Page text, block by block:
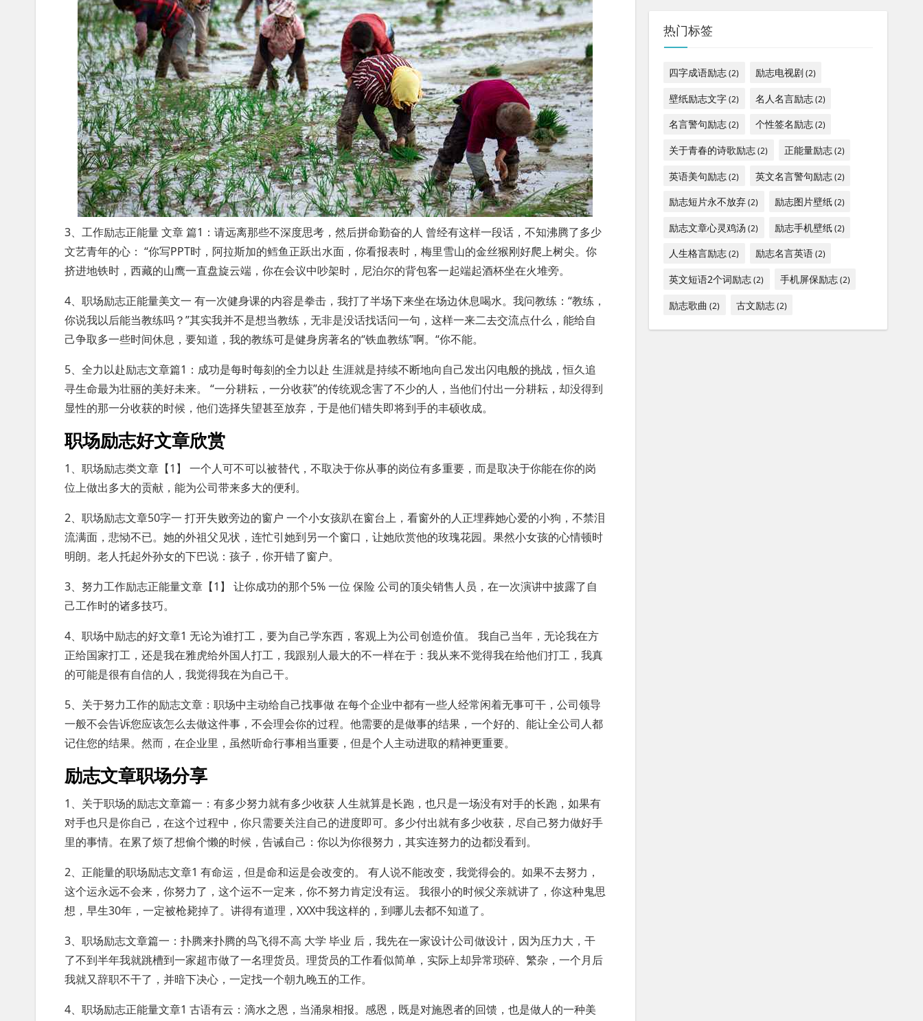
3、工作励志正能量 文章 篇1：请远离那些不深度思考，然后拼命勤奋的人 曾经有这样一段话，不知沸腾了多少
文艺青年的心： “你写PPT时，阿拉斯加的鳕鱼正跃出水面，你看报表时，梅里雪山的金丝猴刚好爬上树尖。你
挤进地铁时，西藏的山鹰一直盘旋云端，你在会议中吵架时，尼泊尔的背包客一起端起酒杯坐在火堆旁。
4、职场励志正能量美文一 有一次健身课的内容是拳击，我打了半场下来坐在场边休息喝水。我问教练：“教练，
你说我以后能当教练吗？”其实我并不是想当教练，无非是没话找话问一句，这样一来二去交流点什么，能给自
己争取多一些时间休息，要知道，我的教练可是健身房著名的“铁血教练”啊。“你不能。
5、全力以赴励志文章篇1：成功是每时每刻的全力以赴 生涯就是持续不断地向自己发出闪电般的挑战，恒久追
寻生命最为壮丽的美好未来。 “一分耕耘，一分收获”的传统观念害了不少的人，当他们付出一分耕耘，却没得到
显性的那一分收获的时候，他们选择失望甚至放弃，于是他们错失即将到手的丰硕收成。
职场励志好文章欣赏
1、职场励志类文章【1】 一个人可不可以被替代，不取决于你从事的岗位有多重要，而是取决于你能在你的岗
位上做出多大的贡献，能为公司带来多大的便利。
2、职场励志文章50字一 打开失败旁边的窗户 一个小女孩趴在窗台上，看窗外的人正埋葬她心爱的小狗，不禁泪
流满面，悲恸不已。她的外祖父见状，连忙引她到另一个窗口，让她欣赏他的玫瑰花园。果然小女孩的心情顿时
明朗。老人托起外孙女的下巴说：孩子，你开错了窗户。
3、努力工作励志正能量文章【1】 让你成功的那个5% 一位 保险 公司的顶尖销售人员，在一次演讲中披露了自
己工作时的诸多技巧。
4、职场中励志的好文章1 无论为谁打工，要为自己学东西，客观上为公司创造价值。 我自己当年，无论我在方
正给国家打工，还是我在雅虎给外国人打工，我跟别人最大的不一样在于：我从来不觉得我在给他们打工，我真
的可能是很有自信的人，我觉得我在为自己干。
5、关于努力工作的励志文章：职场中主动给自己找事做 在每个企业中都有一些人经常闲着无事可干，公司领导
一般不会告诉您应该怎么去做这件事，不会理会你的过程。他需要的是做事的结果，一个好的、能让全公司人都
记住您的结果。然而，在企业里，虽然听命行事相当重要，但是个人主动进取的精神更重要。
励志文章职场分享
1、关于职场的励志文章篇一：有多少努力就有多少收获 人生就算是长跑，也只是一场没有对手的长跑，如果有
对手也只是你自己，在这个过程中，你只需要关注自己的进度即可。多少付出就有多少收获，尽自己努力做好手
里的事情。在累了烦了想偷个懒的时候，告诫自己：你以为你很努力，其实连努力的边都没看到。
2、正能量的职场励志文章1 有命运，但是命和运是会改变的。 有人说不能改变，我觉得会的。如果不去努力，
这个运永远不会来，你努力了，这个运不一定来，你不努力肯定没有运。 我很小的时候父亲就讲了，你这种鬼思
想，早生30年，一定被枪毙掉了。讲得有道理，XXX中我这样的，到哪儿去都不知道了。
3、职场励志文章篇一：扑腾来扑腾的鸟飞得不高 大学 毕业 后，我先在一家设计公司做设计，因为压力大，干
了不到半年我就跳槽到一家超市做了一名理货员。理货员的工作看似简单，实际上却异常琐碎、繁杂，一个月后
我就又辞职不干了，并暗下决心，一定找一个朝九晚五的工作。
4、职场励志正能量文章1 古语有云：滴水之恩，当涌泉相报。感恩，既是对施恩者的回馈，也是做人的一种美
热门标签
四字成语励志(2) 励志电视剧(2)
壁纸励志文字(2) 名人名言励志(2)
名言警句励志(2) 个性签名励志(2)
关于青春的诗歌励志(2) 正能量励志(2)
英语美句励志(2) 英文名言警句励志(2)
励志短片永不放弃(2) 励志图片壁纸(2)
励志文章心灵鸡汤 (2) 励志手机壁纸(2)
人生格言励志(2) 励志名言英语(2)
英文短语2个词励志(2) 手机屏保励志(2)
励志歌曲 (2) 古文励志(2)